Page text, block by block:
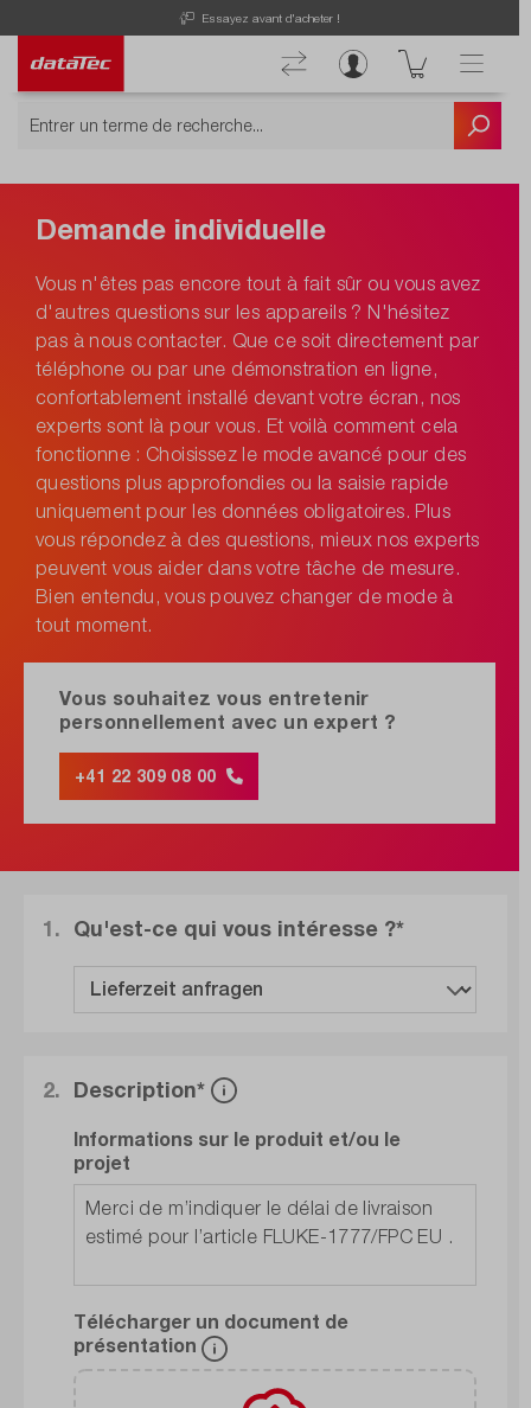
Essayez avant d'acheter !
Demande individuelle
Vous n'êtes pas encore tout à fait sûr ou vous avez
d'autres questions sur les appareils ? N'hésitez
pas à nous contacter. Que ce soit directement par
téléphone ou par une démonstration en ligne,
confortablement installé devant votre écran, nos
experts sont là pour vous. Et voilà comment cela
fonctionne : Choisissez le mode avancé pour des
questions plus approfondies ou la saisie rapide
uniquement pour les données obligatoires. Plus
vous répondez à des questions, mieux nos experts
peuvent vous aider dans votre tâche de mesure.
Bien entendu, vous pouvez changer de mode à
tout moment.
Vous souhaitez vous entretenir
personnellement avec un expert ?
+41 22 309 08 00
Qu'est-ce qui vous intéresse ?*
1.
Description*
2.
Informations sur le produit et/ou le
projet
Télécharger un document de
présentation